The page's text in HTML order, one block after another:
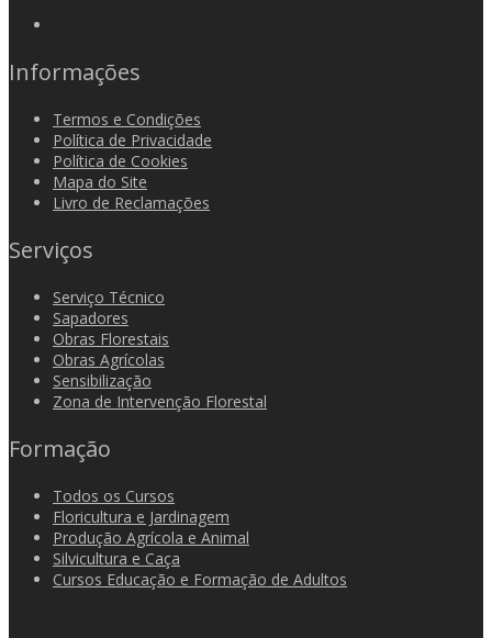
Informações
Termos e Condições
Política de Privacidade
Política de Cookies
Mapa do Site
Livro de Reclamações
Serviços
Serviço Técnico
Sapadores
Obras Florestais
Obras Agrícolas
Sensibilização
Zona de Intervenção Florestal
Formação
Todos os Cursos
Floricultura e Jardinagem
Produção Agrícola e Animal
Silvicultura e Caça
Cursos Educação e Formação de Adultos